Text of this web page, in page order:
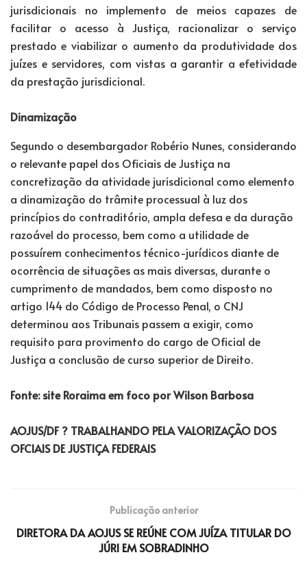
jurisdicionais no implemento de meios capazes de
facilitar o acesso à Justiça, racionalizar o serviço
prestado e viabilizar o aumento da produtividade dos
juízes e servidores, com vistas a garantir a efetividade
da prestação jurisdicional.
Dinamização
Segundo o desembargador Robério Nunes, considerando
o relevante papel dos Oficiais de Justiça na
concretização da atividade jurisdicional como elemento
a dinamização do trâmite processual à luz dos
princípios do contraditório, ampla defesa e da duração
razoável do processo, bem como a utilidade de
possuírem conhecimentos técnico-jurídicos diante de
ocorrência de situações as mais diversas, durante o
cumprimento de mandados, bem como disposto no
artigo 144 do Código de Processo Penal, o CNJ
determinou aos Tribunais passem a exigir, como
requisito para provimento do cargo de Oficial de
Justiça a conclusão de curso superior de Direito.
Fonte: site Roraima em foco por Wilson Barbosa
AOJUS/DF ? TRABALHANDO PELA VALORIZAÇÃO DOS
OFCIAIS DE JUSTIÇA FEDERAIS
Publicação anterior
DIRETORA DA AOJUS SE REÚNE COM JUÍZA TITULAR DO
JÚRI EM SOBRADINHO